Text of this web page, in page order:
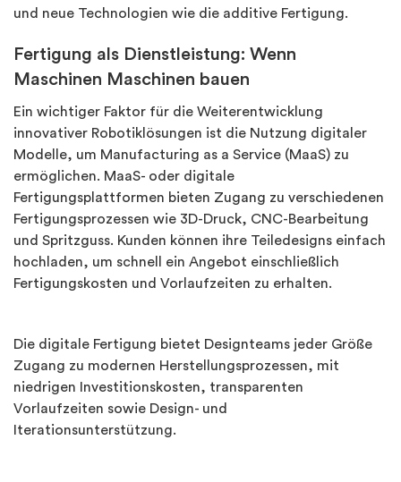
und neue Technologien wie die additive Fertigung.
Fertigung als Dienstleistung: Wenn
Maschinen Maschinen bauen
Ein wichtiger Faktor für die Weiterentwicklung
innovativer Robotiklösungen ist die Nutzung digitaler
Modelle, um Manufacturing as a Service (MaaS) zu
ermöglichen. MaaS- oder digitale
Fertigungsplattformen bieten Zugang zu verschiedenen
Fertigungsprozessen wie 3D-Druck, CNC-Bearbeitung
und Spritzguss. Kunden können ihre Teiledesigns einfach
hochladen, um schnell ein Angebot einschließlich
Fertigungskosten und Vorlaufzeiten zu erhalten.
Die digitale Fertigung bietet Designteams jeder Größe
Zugang zu modernen Herstellungsprozessen, mit
niedrigen Investitionskosten, transparenten
Vorlaufzeiten sowie Design- und
Iterationsunterstützung.